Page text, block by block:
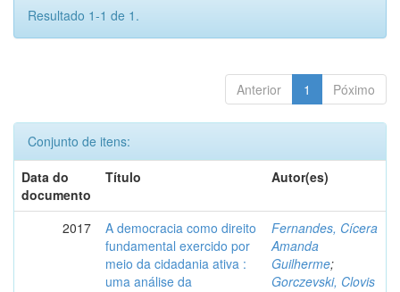
Resultado 1-1 de 1.
Anterior 1 Póximo
Conjunto de itens:
Data do
documento
Título Autor(es)
2017
A democracia como direito
fundamental exercido por
meio da cidadania ativa :
uma análise da
Fernandes, Cícera
Amanda
Guilherme;
Gorczevski, Clovis